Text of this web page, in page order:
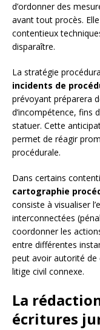
d’ordonner des
avant tout procès.
contentieux
disparaître.
La stratégie
incidents de
prévoyant préparera
d’incompétence, fins
statuer. Cette
permet de réagir
procédurale.
Dans certains
cartographie
consiste à visualiser
interconnectées
coordonner les
entre différentes
peut avoir autorité de
litige civil connexe.
La
écritures